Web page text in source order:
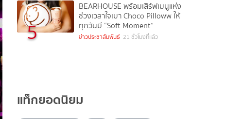
5
BEARHOUSE พร้อมเสิร์ฟเมนูแห่ง
ช่วงเวลาใจเบา Choco Pilloww ให้
ทุกวันมี “Soft Moment”
ข่าวประชาสัมพันธ์ 21 ชั่วโมงที่แล้ว
แท็กยอดนิยม